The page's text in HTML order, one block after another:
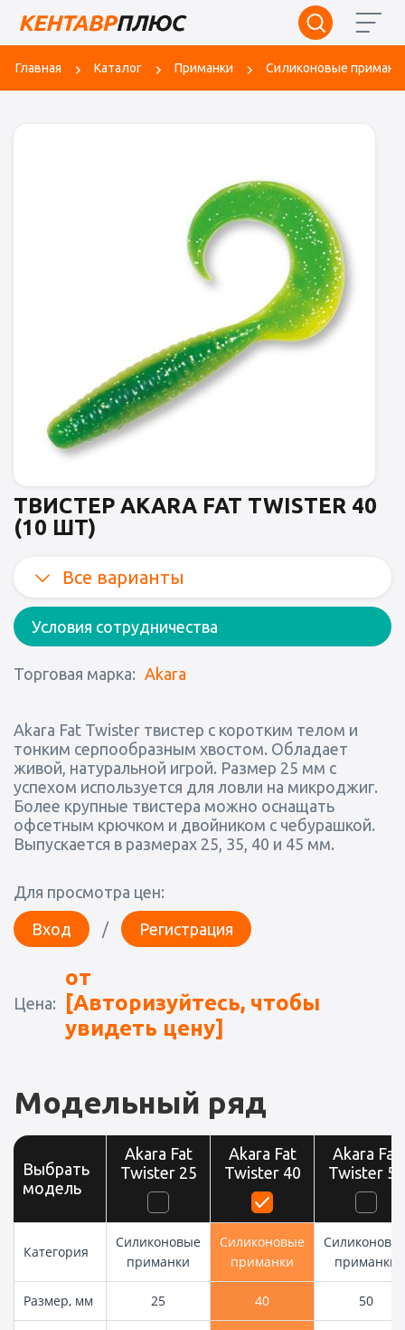
Главная Каталог Приманки Силиконовые
ТВИСТЕР AKARA FAT TWISTER 40
(10 ШТ)
Все варианты
Условия сотрудничества
Торговая марка: Akara
Akara Fat Twister твистер с коротким телом и
тонким серпообразным хвостом. Обладает
живой, натуральной игрой. Размер 25 мм с
успехом используется для ловли на микроджиг.
Более крупные твистера можно оснащать
офсетным крючком и двойником с чебурашкой.
Выпускается в размерах 25, 35, 40 и 45 мм.
Для просмотра цен:
Вход / Регистрация
Цена:
от
[Авторизуйтесь, чтобы
увидеть цену]
Модельный ряд
Выбрать
модель
Akara Fat
Twister 25
Akara Fat
Twister 40
Akara Fat
Twister 50
Категория
Силиконовые
приманки
Силиконовые
приманки
приманки
Размер, мм 25 40 50